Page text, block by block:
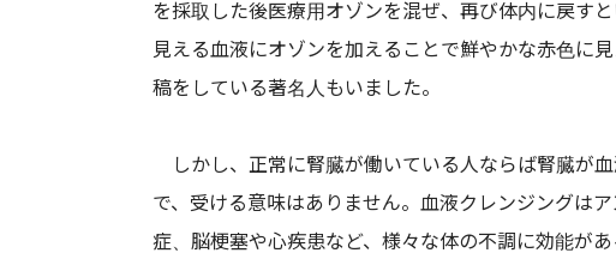
を採取した後医療用オゾンを混ぜ、再び体内に戻す
見える血液にオゾンを加えることで鮮やかな赤色に
稿をしている著名人もいました。
しかし、正常に腎臓が働いている人ならば腎臓が
で、受ける意味はありません。血液クレンジングは
症、脳梗塞や心疾患など、様々な体の不調に効能が